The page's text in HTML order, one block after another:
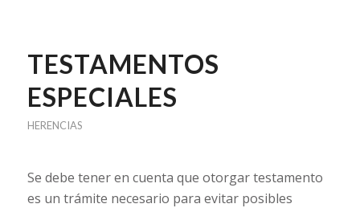
TESTAMENTOS
ESPECIALES
HERENCIAS
Se debe tener en cuenta que otorgar testamento
es un trámite necesario para evitar posibles